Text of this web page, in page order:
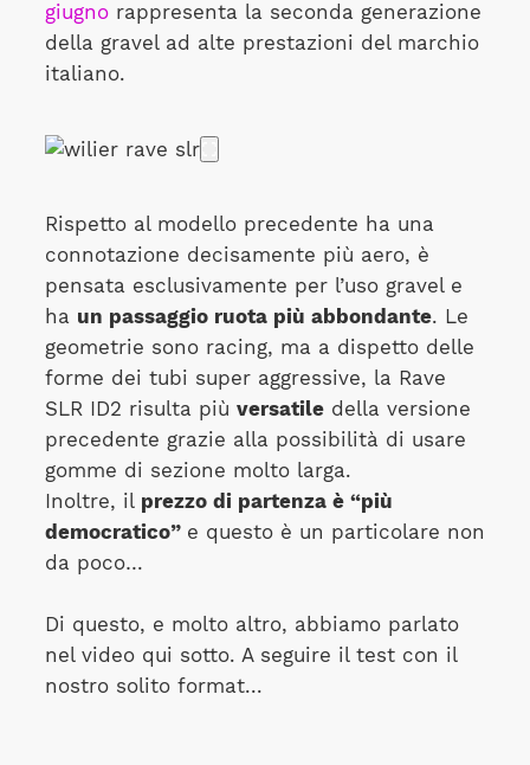
giugno rappresenta la seconda generazione
della gravel ad alte prestazioni del marchio
italiano.
Rispetto al modello precedente ha una
connotazione decisamente più aero, è
pensata esclusivamente per l’uso gravel e
ha un passaggio ruota più abbondante. Le
geometrie sono racing, ma a dispetto delle
forme dei tubi super aggressive, la Rave
SLR ID2 risulta più versatiledella versione
precedente grazie alla possibilità di usare
gomme di sezione molto larga.
Inoltre, il prezzo di partenza è “più
democratico” e questo è un particolare non
da poco…
Di questo, e molto altro, abbiamo parlato
nel video qui sotto. A seguire il test con il
nostro solito format...